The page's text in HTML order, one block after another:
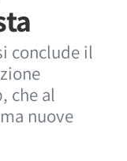
conclude il
che al
nuove